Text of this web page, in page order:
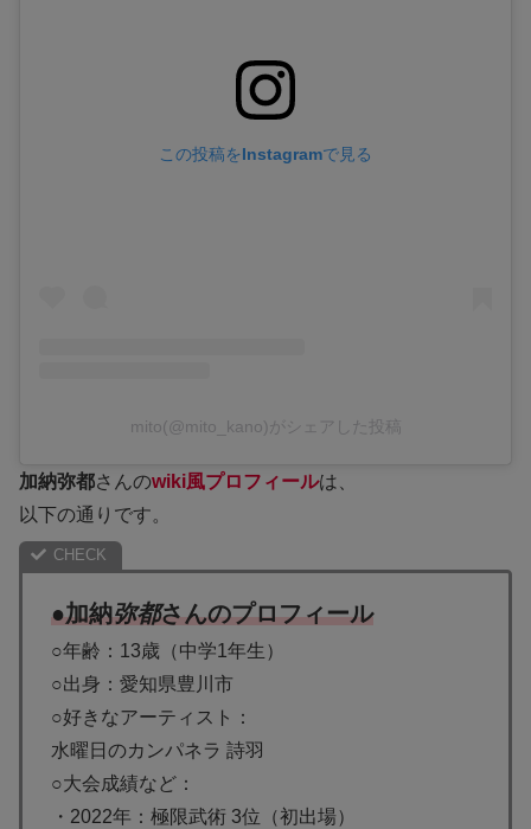
この投稿をInstagramで見る
mito(@mito_kano)がシェアした投稿
加納弥都さんのwiki風プロフィールは、
以下の通りです。
●加納弥都さんのプロフィール
○年齢：13歳（中学1年生）
○出身：愛知県豊川市
○好きなアーティスト：
水曜日のカンパネラ 詩羽
○大会成績など：
・2022年：極限武術 3位（初出場）